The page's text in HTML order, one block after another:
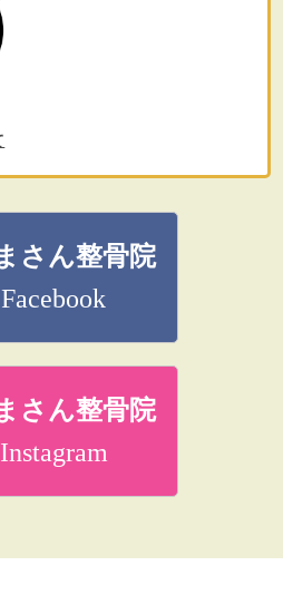
さん整骨院
Facebook
さん整骨院
Instagram